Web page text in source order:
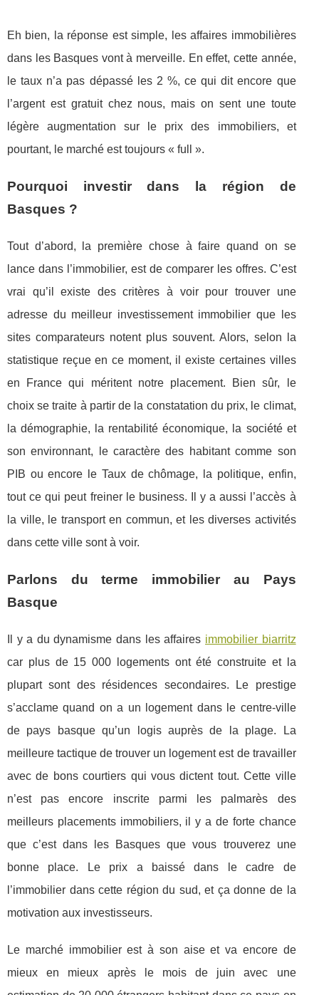
Eh bien, la réponse est simple, les affaires immobilières
dans les Basques vont à merveille. En effet, cette année,
le taux n’a pas dépassé les 2 %, ce qui dit encore que
l’argent est gratuit chez nous, mais on sent une toute
légère augmentation sur le prix des immobiliers, et
pourtant, le marché est toujours « full ».
Pourquoi investir dans la région de
Basques ?
Tout d’abord, la première chose à faire quand on se
lance dans l’immobilier, est de comparer les offres. C’est
vrai qu’il existe des critères à voir pour trouver une
adresse du meilleur investissement immobilier que les
sites comparateurs notent plus souvent. Alors, selon la
statistique reçue en ce moment, il existe certaines villes
en France qui méritent notre placement. Bien sûr, le
choix se traite à partir de la constatation du prix, le climat,
la démographie, la rentabilité économique, la société et
son environnant, le caractère des habitant comme son
PIB ou encore le Taux de chômage, la politique, enfin,
tout ce qui peut freiner le business. Il y a aussi l’accès à
la ville, le transport en commun, et les diverses activités
dans cette ville sont à voir.
Parlons du terme immobilier au Pays
Basque
Il y a du dynamisme dans les affaires immobilier biarritz
car plus de 15 000 logements ont été construite et la
plupart sont des résidences secondaires. Le prestige
s’acclame quand on a un logement dans le centre-ville
de pays basque qu’un logis auprès de la plage. La
meilleure tactique de trouver un logement est de travailler
avec de bons courtiers qui vous dictent tout. Cette ville
n’est pas encore inscrite parmi les palmarès des
meilleurs placements immobiliers, il y a de forte chance
que c’est dans les Basques que vous trouverez une
bonne place. Le prix a baissé dans le cadre de
l’immobilier dans cette région du sud, et ça donne de la
motivation aux investisseurs.
Le marché immobilier est à son aise et va encore de
mieux en mieux après le mois de juin avec une